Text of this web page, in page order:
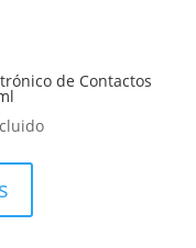
de Contactos